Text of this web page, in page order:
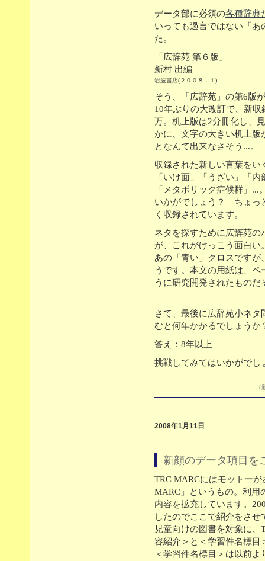
データ部に必須の各種辞典
いっても過言ではない「
た。
「広辞苑 第６版」
新村 出編
岩波書店(２００８．１)
そう、「広辞苑」の第6版
10年ぶりの大改訂で、新
万。机上版は2分冊化し、
かに、文字の大きい机上版
となんて出来なさそう...。
収録された新しい言葉をい
「いけ面」「うざい」「
「メタボリック症候群」...
いかがでしょう？ ちょっ
く収録されています。
ネタを探すために広辞苑
が、これがけっこう面白
あの「青い」クロスです
うです。本文の用紙は、
うに研究開発されたもの
さて、最後に広辞苑小ネ
むと何年かかるでしょうか
答え：8年以上
挑戦してみてはいかがでし
2008年1月11日
新顔のデータ項目を
TRC MARCにはモットー
MARC」というもの。利用
内容を拡充しています。
したのでここで紹介をさせ
児童向けの図書を対象に
容紹介＞と＜学習件名標目
＜学習件名標目＞は以前